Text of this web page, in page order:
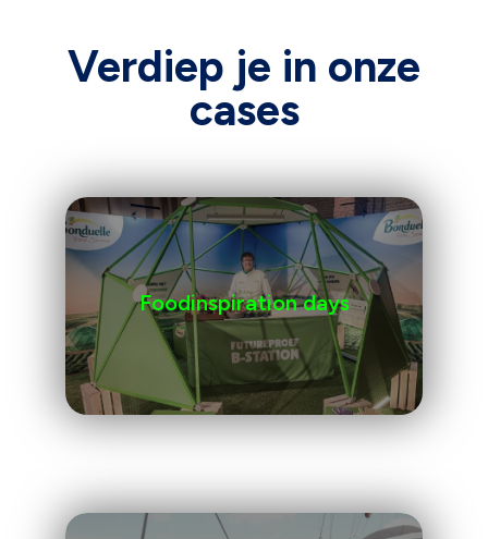
Verdiep je in onze
cases
Foodinspiration days